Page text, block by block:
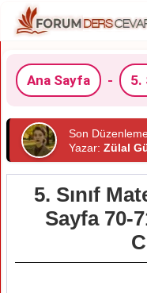
Ana Sayfa - 5.
Son
Yazar: Zülal
5. Sınıf
Sayfa 70-